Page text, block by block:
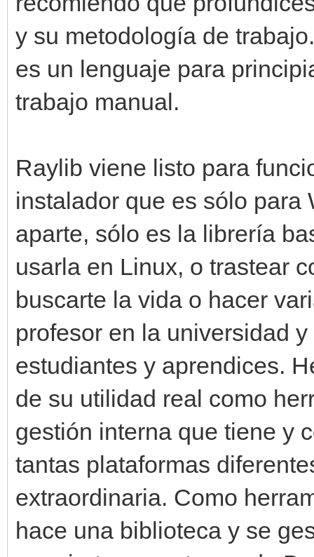
y su metodología de
es un lenguaje para
trabajo manual.
Raylib viene listo para
instalador que es sólo para
aparte, sólo es la librería
usarla en Linux, o trastear
buscarte la vida o hacer
profesor en la universidad
estudiantes y aprendices.
de su utilidad real como
gestión interna que tiene y
tantas plataformas
extraordinaria. Como
hace una biblioteca y se